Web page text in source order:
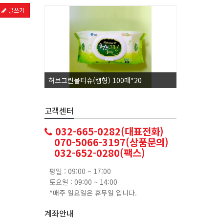
글쓰기
허브그린물티슈(캡형) 100매*20
고객센터
032-665-0282(대표전화)
070-5066-3197(상품문의)
032-652-0280(팩스)
평일 : 09:00 ~ 17:00
토요일 : 09:00 ~ 14:00
*매주 일요일은 휴무일 입니다.
계좌안내